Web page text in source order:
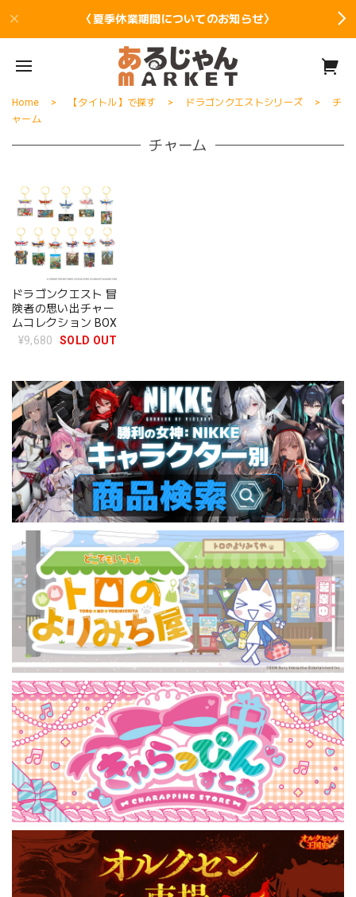
〈夏季休業期間についてのお知らせ〉
Home 【タイトル】で探す ドラゴンクエストシリーズ
チ
ャーム
チャーム
ドラゴンクエスト 冒
険者の思い出チャー
ムコレクション BOX
¥9,680
SOLD OUT